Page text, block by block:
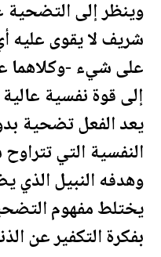
وينظر إلى التضحية
شريف لا يقوى عليه
على شيء -وكلاهما
إلى قوة نفسيةعالية
يعد الفعل تضحية
النفسية التي
وهدفه النبيل
يختلط مفهوم
بفكرة التكفير عن